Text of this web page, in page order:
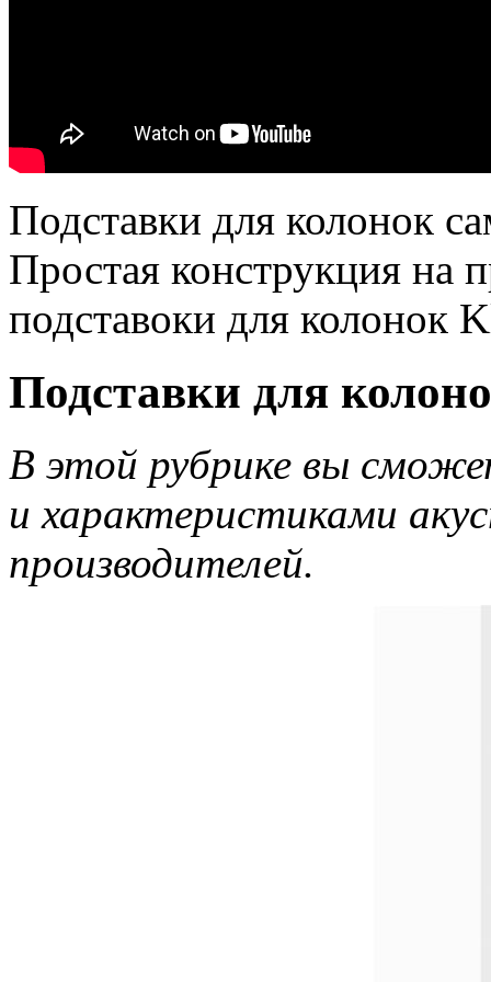
Подставки для колонок
Простая конструкция на
подставоки для колонок
Подставки для
В этой рубрике вы
и характеристиками
производителей.